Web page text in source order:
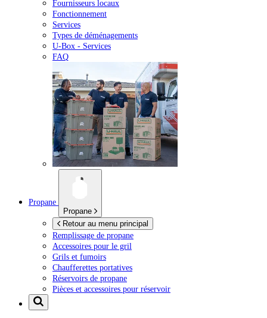
Fournisseurs locaux
Fonctionnement
Services
Types de déménagements
U-Box - Services
FAQ
Propane
Propane
Retour au menu principal
Remplissage de propane
Accessoires pour le gril
Grils et fumoirs
Chaufferettes portatives
Réservoirs de propane
Pièces et accessoires pour réservoir